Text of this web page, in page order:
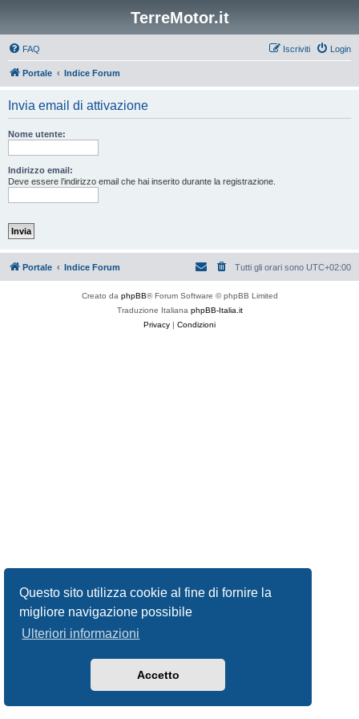
Questo sito utilizza cookie al fine di fornire la
migliore navigazione possibile
Ulteriori informazioni
Accetto
TerreMotor.it
FAQ Login
Iscriviti
Portale Indice Forum
Invia email di attivazione
Nome utente:
Indirizzo email:
Deve essere l’indirizzo email che hai inserito durante la registrazione.
Portale Indice Forum Tutti gli orari sono UTC+02:00
Creato da phpBB® Forum Software © phpBB Limited
Traduzione Italiana phpBB-Italia.it
Privacy | Condizioni